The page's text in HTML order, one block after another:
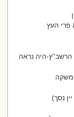
העץ
היה נראה
נסך)